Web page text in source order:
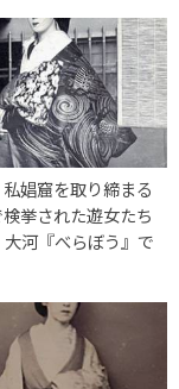
娼窟を取り締まる
検挙された遊女たち
河『べらぼう』で